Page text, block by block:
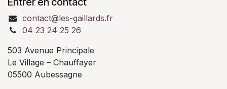
contact@les-gaillards.fr
04 23 24 25 26
503 Avenue Principale
Le Village – Chauffayer
05500 Aubessagne